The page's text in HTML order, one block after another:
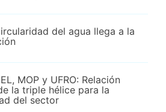
del agua llega a la
MOP y UFRO: Relación
la triple hélice para la
del sector